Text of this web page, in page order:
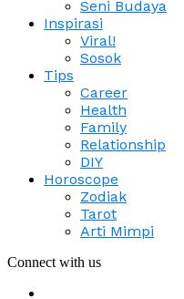
Seni Budaya
Inspirasi
Viral!
Sosok
Tips
Career
Health
Family
Relationship
DIY
Horoscope
Zodiak
Tarot
Arti Mimpi
Connect with us